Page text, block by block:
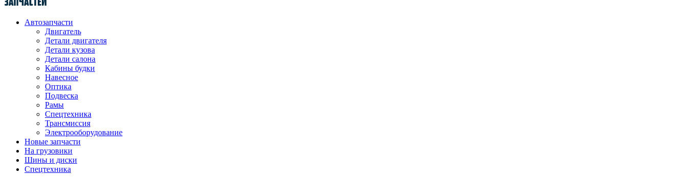
Автозапчасти
Двигатель
Детали двигателя
Детали кузова
Детали салона
Кабины будки
Навесное
Оптика
Подвеска
Рамы
Спецтехника
Трансмиссия
Электрооборудование
Новые запчасти
На грузовики
Шины и диски
Спецтехника